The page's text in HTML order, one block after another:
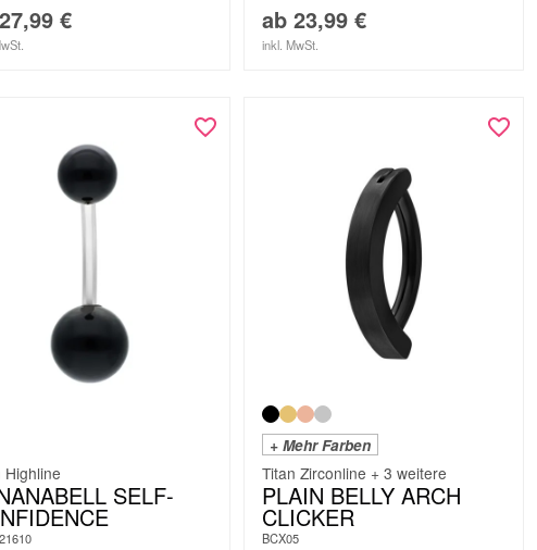
27,99 € ab 23,99 €
inkl. MwSt.
Highline
SELF-
+ Mehr Farben
Titan Zirconline + 3 weitere
PLAIN BELLY ARCH
CLICKER
BCX05